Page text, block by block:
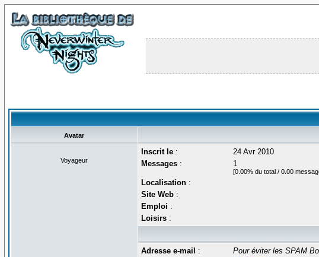
Avatar
Voyageur
Inscrit le:
24 Avr 2010
Messages: 1
[0.00% du total / 0.00
Localisation:
Site Web:
Emploi :
Loisirs:
Adresse e-mail :
Pour éviter les SPAM